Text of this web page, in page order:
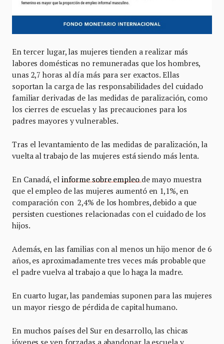
En tercer lugar, las mujeres tienden a realizar más
labores domésticas no remuneradas que los hombres,
unas 2,7 horas al día más para ser exactos. Ellas
soportan la carga de las responsabilidades del cuidado
familiar derivadas de las medidas de paralización, como
los cierres de escuelas y las precauciones para los
padres mayores y vulnerables.
Tras el levantamiento de las medidas de paralización, la
vuelta al trabajo de las mujeres está siendo más lenta.
En Canadá, el informe sobre empleode mayo muestra
que el empleo de las mujeres aumentó en 1,1%, en
comparación con 2,4% de los hombres, debido a que
persisten cuestiones relacionadas con el cuidado de los
hijos.
Además, en las familias con al menos un hijo menor de 6
años, es aproximadamente tres veces más probable que
el padre vuelva al trabajo a que lo haga la madre.
En cuarto lugar, las pandemias suponen para las mujeres
un mayor riesgo de pérdida de capital humano.
En muchos países del Sur en desarrollo, las chicas